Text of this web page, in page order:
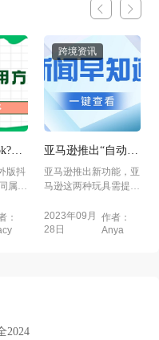
版抖
属于
：
跨境资讯
亚马逊推出“自动化
处理时间”新功能，
eBay加拿大站将提
供加急快速运输服
务，TikTok大力布
局美国电商业务
亚马逊推出新功能，亚
马逊这两种玩具需提交
推...
2023年09月
28日
作者：
Anya
2024